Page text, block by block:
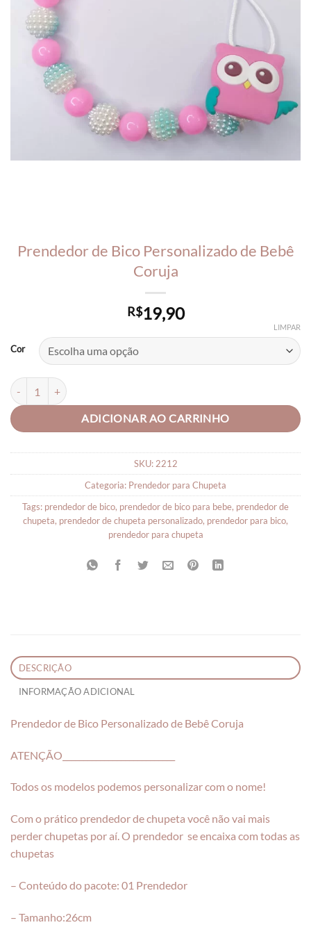
Prendedor de Bico Personalizado de Bebê
Coruja
R$19,90
Cor
LIMPAR
Prendedor de Bico Personalizado de Bebê Coruja quantidade
ADICIONAR AO CARRINHO
SKU: 2212
Categoria: Prendedor para Chupeta
Tags: prendedor de bico, prendedor de bico para bebe, prendedor de
chupeta, prendedor de chupeta personalizado, prendedor para bico,
prendedor para chupeta
DESCRIÇÃO
INFORMAÇÃO ADICIONAL
Prendedor de Bico Personalizado de Bebê Coruja
ATENÇÃO___________________________
Todos os modelos podemos personalizar com o nome!
Com o prático prendedor de chupeta você não vai mais
perder chupetas por aí. O prendedor se encaixa com todas as
chupetas
– Conteúdo do pacote: 01 Prendedor
– Tamanho:26cm